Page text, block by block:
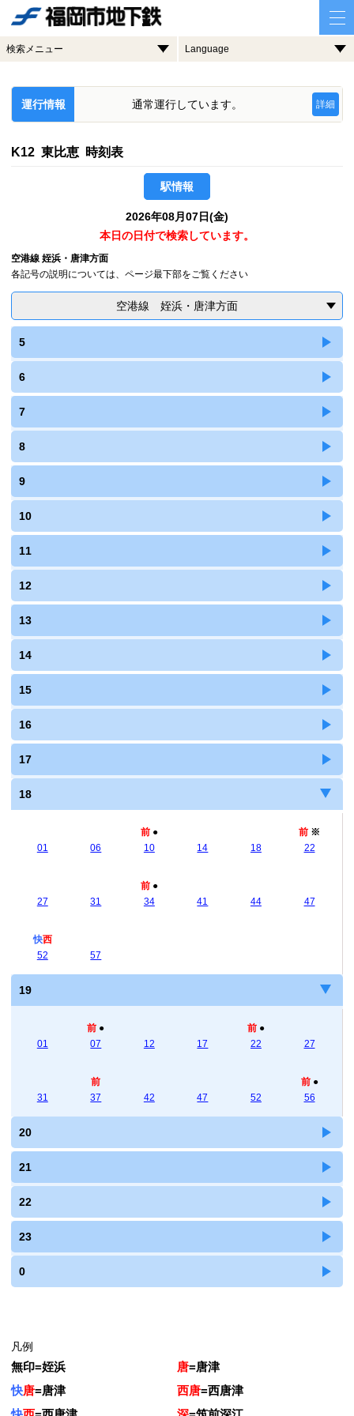
検索メニュー Language
運行情報 通常運行しています。 詳細
K12 東比恵 時刻表
駅情報
2026年08月07日(金)
本日の日付で検索しています。
空港線 姪浜・唐津方面
各記号の説明については、ページ最下部をご覧ください
空港線 姪浜・唐津方面
5
6
7
8
9
10
11
12
13
14
15
16
17
18
01 06
前 ●
10
14 18
前 ※
22
27 31
前 ●
34
41 44 47
快西
52
57
19
01
前 ●
07
12 17
前 ●
22
27
31
前
37
42 47 52
前 ●
56
20
21
22
23
0
凡例
無印=姪浜 唐=唐津
快唐=唐津 西唐=西唐津